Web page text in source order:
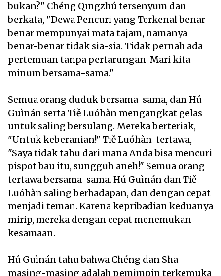
bukan?" Chéng Qīngzhú tersenyum dan
berkata, "Dewa Pencuri yang Terkenal benar-
benar mempunyai mata tajam, namanya
benar-benar tidak sia-sia. Tidak pernah ada
pertemuan tanpa pertarungan. Mari kita
minum bersama-sama."
Semua orang duduk bersama-sama, dan Hú
Guìnán serta Tiě Luóhàn mengangkat gelas
untuk saling bersulang. Mereka berteriak,
"Untuk keberanian!" Tiě Luóhàn tertawa,
"Saya tidak tahu dari mana Anda bisa mencuri
pispot bau itu, sungguh aneh!" Semua orang
tertawa bersama-sama. Hú Guìnán dan Tiě
Luóhàn saling berhadapan, dan dengan cepat
menjadi teman. Karena kepribadian keduanya
mirip, mereka dengan cepat menemukan
kesamaan.
Hú Guìnán tahu bahwa Chéng dan Sha
masing-masing adalah pemimpin terkemuka